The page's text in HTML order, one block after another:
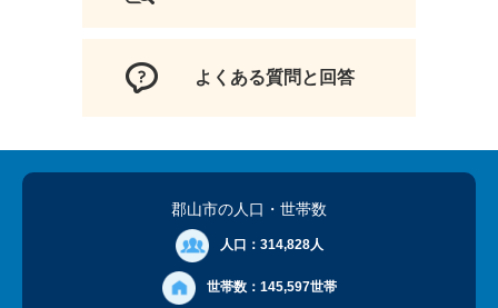
よくある質問と回答
郡山市の人口 ・世帯数
人口： 314,828人
世帯数： 145,597世帯